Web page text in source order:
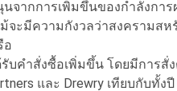
ากการเพิ่มขึ้นของกำลังการ
ะมีความกังวลว่าสงครามสห
อ
คำสั่งซื้อเพิ่มขึ้น โดยมีการสั่ง
และ Drewry เทียบกับทั้ง